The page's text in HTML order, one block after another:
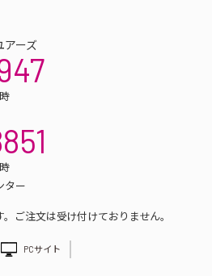
アーズ
ター
ご注文は受け付けておりません。
PCサイト